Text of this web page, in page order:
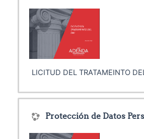
LICITUD DEL TRATAMEINTO
Protección de Datos